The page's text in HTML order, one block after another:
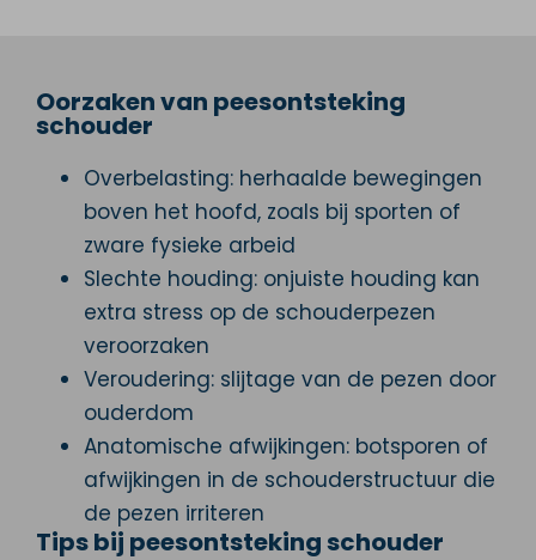
Oorzaken van peesontsteking
schouder
Overbelasting: herhaalde bewegingen
boven het hoofd, zoals bij sporten of
zware fysieke arbeid
Slechte houding: onjuiste houding kan
extra stress op de schouderpezen
veroorzaken
Veroudering: slijtage van de pezen door
ouderdom
Anatomische afwijkingen: botsporen of
afwijkingen in de schouderstructuur die
de pezen irriteren
Tips bij peesontsteking schouder